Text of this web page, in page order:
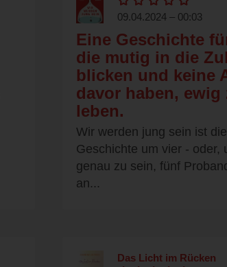
09.04.2024 – 00:03
Eine Geschichte
die mutig in die
blicken und keine
davor haben, ewig
leben.
Wir werden jung sein ist die
Geschichte um vier - oder,
genau zu sein, fünf
an...
Das Licht im Rücken